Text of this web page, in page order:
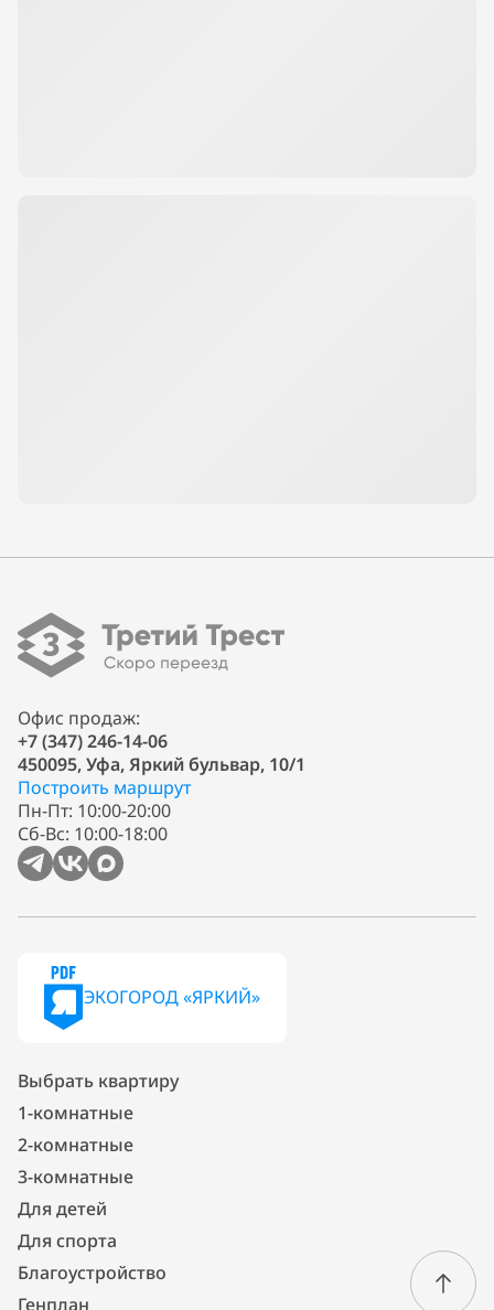
Офис продаж:
+7 (347) 246-14-06
450095, Уфа, Яркий бульвар, 10/1
Построить маршрут
Пн-Пт: 10:00-20:00
Сб-Вс: 10:00-18:00
ЭКОГОРОД «ЯРКИЙ»
Выбрать квартиру
1-комнатные
2-комнатные
3-комнатные
Для детей
Для спорта
Благоустройство
Генплан